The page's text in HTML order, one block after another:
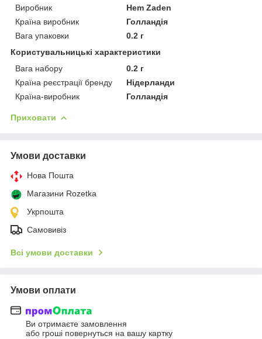
Виробник
Hem Zaden
Країна виробник
Голландія
Вага упаковки
0.2 г
Користувальницькі характеристики
Вага набору
0.2 г
Країна реєстрації бренду
Нідерланди
Країна-виробник
Голландія
Приховати
Умови доставки
Нова Пошта
Магазини Rozetka
Укрпошта
Самовивіз
Всі умови доставки
Умови оплати
Ви отримаєте замовлення
або гроші повернуться на вашу картку